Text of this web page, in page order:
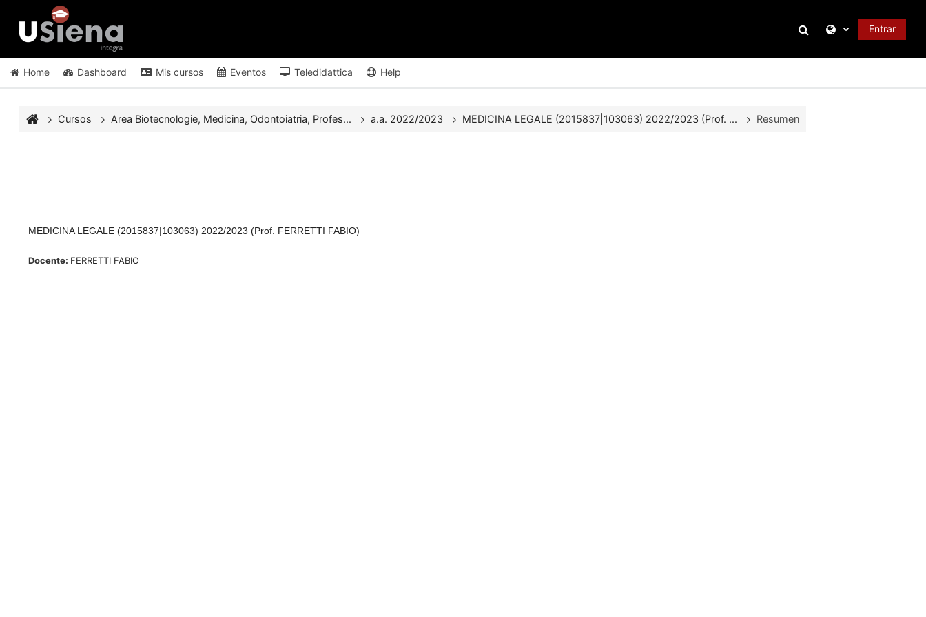
Salta al contenido principal
Selector deEntrar
Home Dashboard Mis cursos Eventos Teledidattica Help
Cursos Area Biotecnologie, Medicina, Odontoiatria, Profes... a.a. 2022/2023 MEDICINA LEGALE (2015837|103063) 2022/2023 (Prof. ... Resumen
MEDICINA LEGALE (2015837|103063) 2022/2023 (Prof. FERRETTI FABIO)
Docente: FERRETTI FABIO